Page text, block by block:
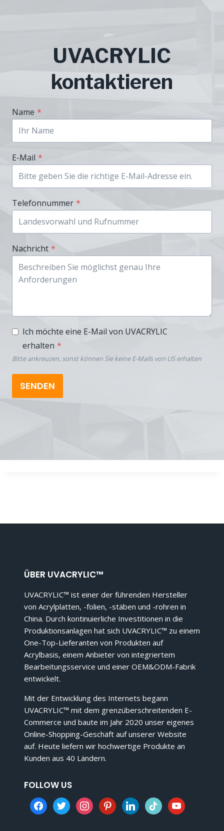
UVACRYLIC
kontaktieren
Name *
E-Mail *
Telefonnummer *
Nachricht *
Ich möchte eine E-Mail von UVACRYLIC
erhalten *
Bitte ankreuzen, sonst können Sie keine E-Mails von US erhalten
SENDEN
ÜBER UVACRYLIC™
UVACRYLIC™ ist einer der führenden Hersteller
von Acrylplatten, -folien, -stäben und -rohren in
China. Durch kontinuierliche Investitionen in die
Produktionsanlagen hat sich UVACRYLIC™ zu einem
One-Top-Lieferanten von Produkten auf
Acrylbasis, einem Anbieter von integriertem
Bearbeitungsservice und einer OEM&ODM-Fabrik
entwickelt.
Mit der Entwicklung des Internets begann
UVACRYLIC™ mit dem grenzüberschreitenden E-
Commerce und baute im Jahr 2020 unser eigenes
Online-Shopping-Geschäft auf unserer Website
auf. Heute liefern wir hochwertige Produkte an
Kunden aus 40 Ländern.
FOLLOW US
facebooktwitterinstagrampinterestlinkedintiktok youtube